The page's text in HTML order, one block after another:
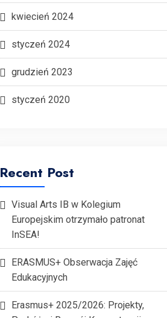
kwiecień 2024
styczeń 2024
grudzień 2023
styczeń 2020
Recent Post
Visual Arts IB w Kolegium
Europejskim otrzymało patronat
InSEA!
ERASMUS+ Obserwacja Zajęć
Edukacyjnych
Erasmus+ 2025/2026: Projekty,